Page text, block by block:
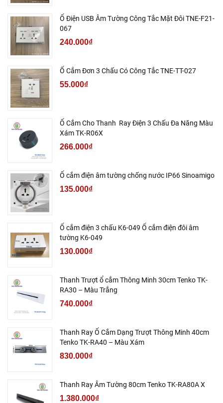
Ổ Điện USB Âm Tường Công Tắc Mặt Đôi TNE-F21-
067
240.000₫
Ổ Cắm Đơn 3 Chấu Có Công Tắc TNE-TT-027
55.000₫
Ổ Cắm Cho Thanh Ray Điện 3 Chấu Đa Năng Màu
Xám TK-R06X
266.000₫
Ổ cắm điện âm tường chống nước IP66 Sinoamigo
135.000₫
Ổ cắm điện 3 chấu K6-049 Ổ cắm điện đôi âm
tường K6-049
130.000₫
Thanh Trượt ổ cắm Thông Minh 30cm Tenko TK-
RA30 – Màu Trắng
740.000₫
Thanh Ray Ổ Cắm Dạng Trượt Thông Minh 40cm
Tenko TK-RA40 – Màu Xám
830.000₫
Thanh Ray Âm Tường 80cm Tenko TK-RA80A X
1.380.000₫